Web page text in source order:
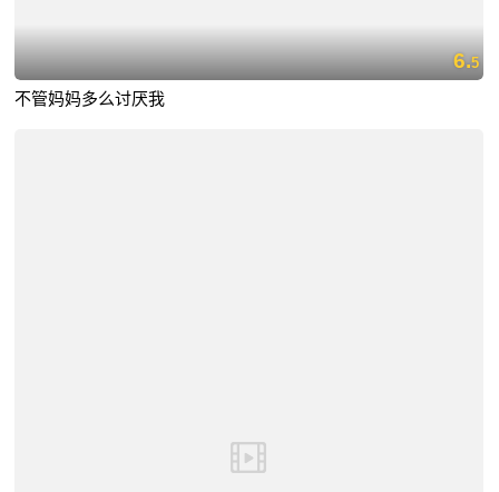
6.5
不管妈妈多么讨厌我